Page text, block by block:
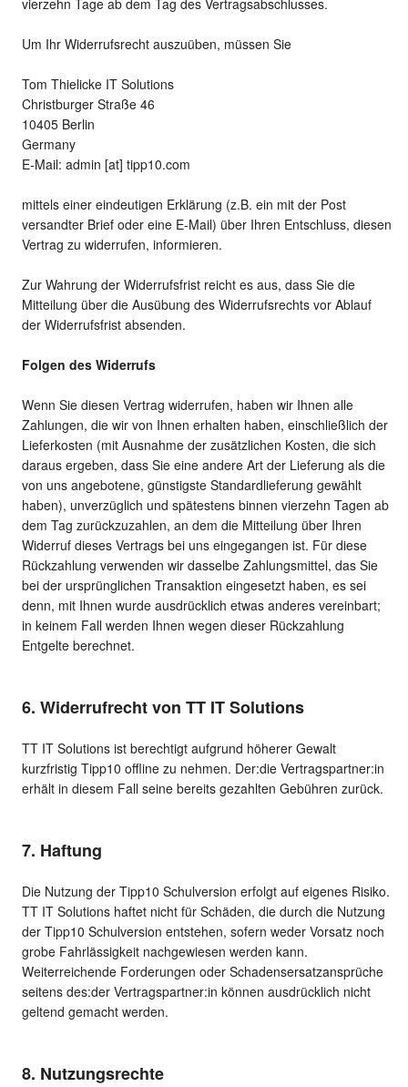
vierzehn Tage ab dem Tag des Vertragsabschlusses.
Um Ihr Widerrufsrecht auszuüben, müssen Sie
Tom Thielicke IT Solutions
Christburger Straße 46
10405 Berlin
Germany
E-Mail: admin [at] tipp10.com
mittels einer eindeutigen Erklärung (z.B. ein mit der Post
versandter Brief oder eine E-Mail) über Ihren Entschluss, diesen
Vertrag zu widerrufen, informieren.
Zur Wahrung der Widerrufsfrist reicht es aus, dass Sie die
Mitteilung über die Ausübung des Widerrufsrechts vor Ablauf
der Widerrufsfrist absenden.
Folgen des Widerrufs
Wenn Sie diesen Vertrag widerrufen, haben wir Ihnen alle
Zahlungen, die wir von Ihnen erhalten haben, einschließlich der
Lieferkosten (mit Ausnahme der zusätzlichen Kosten, die sich
daraus ergeben, dass Sie eine andere Art der Lieferung als die
von uns angebotene, günstigste Standardlieferung gewählt
haben), unverzüglich und spätestens binnen vierzehn Tagen ab
dem Tag zurückzuzahlen, an dem die Mitteilung über Ihren
Widerruf dieses Vertrags bei uns eingegangen ist. Für diese
Rückzahlung verwenden wir dasselbe Zahlungsmittel, das Sie
bei der ursprünglichen Transaktion eingesetzt haben, es sei
denn, mit Ihnen wurde ausdrücklich etwas anderes vereinbart;
in keinem Fall werden Ihnen wegen dieser Rückzahlung
Entgelte berechnet.
6. Widerrufrecht von TT IT Solutions
TT IT Solutions ist berechtigt aufgrund höherer Gewalt
kurzfristig Tipp10 offline zu nehmen. Der:die Vertragspartner:in
erhält in diesem Fall seine bereits gezahlten Gebühren zurück.
7. Haftung
Die Nutzung der Tipp10 Schulversion erfolgt auf eigenes Risiko.
TT IT Solutions haftet nicht für Schäden, die durch die Nutzung
der Tipp10 Schulversion entstehen, sofern weder Vorsatz noch
grobe Fahrlässigkeit nachgewiesen werden kann.
Weiterreichende Forderungen oder Schadensersatzansprüche
seitens des:der Vertragspartner:in können ausdrücklich nicht
geltend gemacht werden.
8. Nutzungsrechte